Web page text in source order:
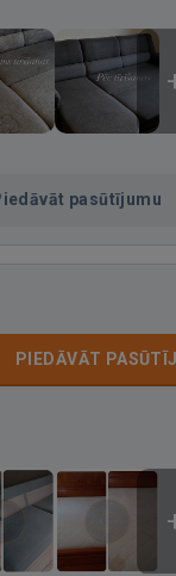
pasūtījumu
PIEDĀVĀT